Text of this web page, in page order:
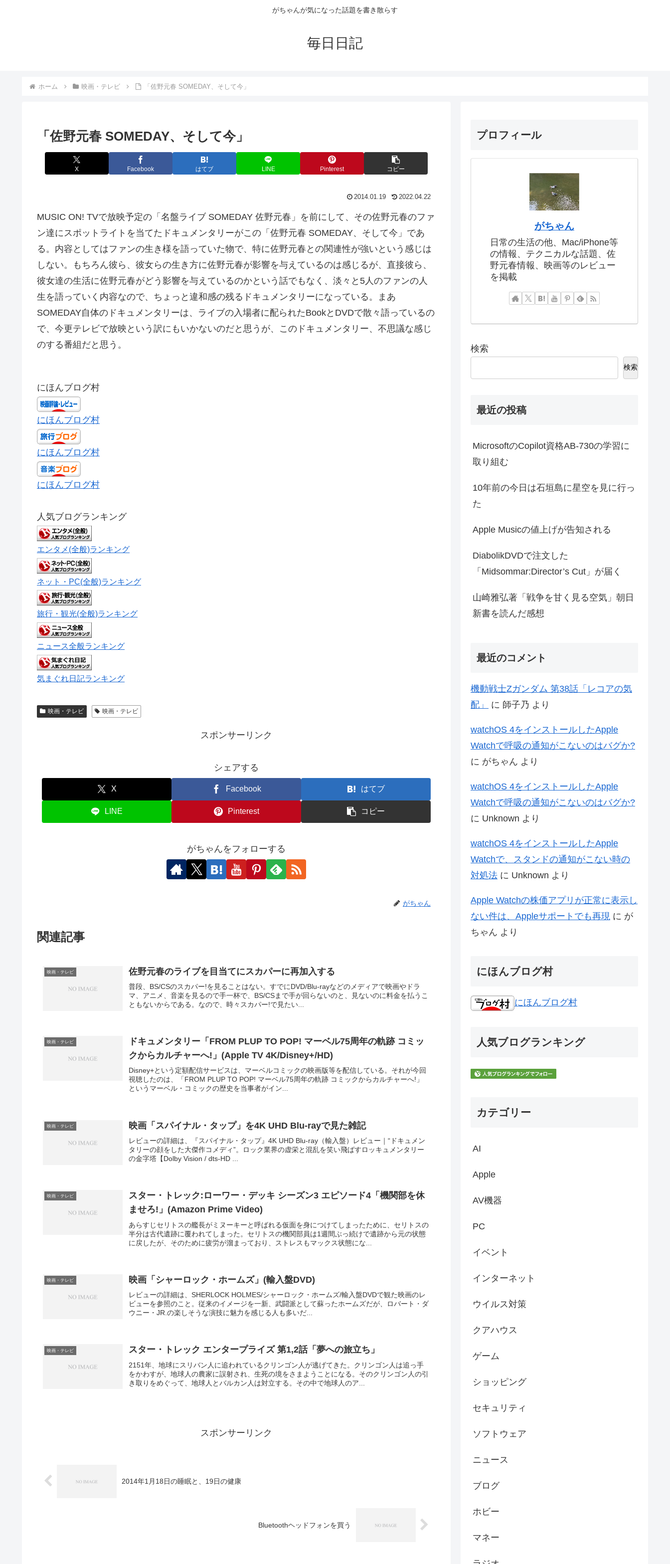
がちゃんが気になった話題を書き散らす
毎日日記
ホーム 映画・テレビ 「佐野元春 SOMEDAY、そして今」
「佐野元春 SOMEDAY、そして今」
X Facebook はてブ LINE Pinterest コピー
2014.01.19 2022.04.22
MUSIC ON! TVで放映予定の「名盤ライブ SOMEDAY 佐野元春」を前にして、その佐野元春のファ
ン達にスポットライトを当てたドキュメンタリーがこの「佐野元春 SOMEDAY、そして今」であ
る。内容としてはファンの生き様を語っていた物で、特に佐野元春との関連性が強いという感じは
しない。もちろん彼ら、彼女らの生き方に佐野元春が影響を与えているのは感じるが、直接彼ら、
彼女達の生活に佐野元春がどう影響を与えているのかという話でもなく、淡々と5人のファンの人
生を語っていく内容なので、ちょっと違和感の残るドキュメンタリーになっている。まあ
SOMEDAY自体のドキュメンタリーは、ライブの入場者に配られたBookとDVDで散々語っているの
で、今更テレビで放映という訳にもいかないのだと思うが、このドキュメンタリー、不思議な感じ
のする番組だと思う。
にほんブログ村
にほんブログ村
にほんブログ村
にほんブログ村
人気ブログランキング
エンタメ(全般)ランキング
ネット・PC(全般)ランキング
旅行・観光(全般)ランキング
ニュース全般ランキング
気まぐれ日記ランキング
映画・テレビ 映画・テレビ
スポンサーリンク
シェアする
X Facebook はてブ
LINE Pinterest コピー
がちゃんをフォローする
がちゃん
関連記事
映画・テレビ 佐野元春のライブを目当てにスカパーに再加入する
普段、BS/CSのスカパー!を見ることはない。すでにDVD/Blu-rayなどのメディアで映画やドラ
マ、アニメ、音楽を見るので手一杯で、BS/CSまで手が回らないのと、見ないのに料金を払うこ
ともないからである。なので、時々スカパー!で見たい...
映画・テレビ
ドキュメンタリー「FROM PLUP TO POP! マーベル75周年の軌跡 コミッ
クからカルチャーへ!」(Apple TV 4K/Disney+/HD)
Disney+という定額配信サービスは、マーベルコミックの映画版等を配信している。それが今回
視聴したのは、「FROM PLUP TO POP! マーベル75周年の軌跡 コミックからカルチャーへ!」
というマーベル・コミックの歴史を当事者がイン...
映画・テレビ 映画「スパイナル・タップ」を4K UHD Blu-rayで見た雑記
レビューの詳細は、『スパイナル・タップ』4K UHD Blu-ray（輸入盤）レビュー｜“ドキュメン
タリーの顔をした大傑作コメディ”。ロック業界の虚栄と混乱を笑い飛ばすロッキュメンタリー
の金字塔【Dolby Vision / dts-HD ...
映画・テレビ
スター・トレック:ローワー・デッキ シーズン3 エピソード4「機関部を休
ませろ!」(Amazon Prime Video)
あらすじセリトスの艦長がミヌーキーと呼ばれる仮面を身につけてしまったために、セリトスの
半分は古代遺跡に覆われてしまった。セリトスの機関部員は1週間ぶっ続けで遺跡から元の状態
に戻したが、そのために疲労が溜まっており、ストレスもマックス状態にな...
映画・テレビ 映画「シャーロック・ホームズ」(輸入盤DVD)
レビューの詳細は、SHERLOCK HOLMES/シャーロック・ホームズ/輸入盤DVDで観た映画のレ
ビューを参照のこと。従来のイメージを一新、武闘派として蘇ったホームズだが、ロバート・ダ
ウニー・JR.の楽しそうな演技に魅力を感じる人も多いだ...
映画・テレビ スター・トレック エンタープライズ 第1,2話「夢への旅立ち」
2151年、地球にスリバン人に追われているクリンゴン人が逃げてきた。クリンゴン人は追っ手
をかわすが、地球人の農家に誤射され、生死の境をさまようことになる。そのクリンゴン人の引
き取りをめぐって、地球人とバルカン人は対立する。その中で地球人のア...
スポンサーリンク
2014年1月18日の睡眠と、19日の健康
Bluetoothヘッドフォンを買う
プロフィール
がちゃん
日常の生活の他、Mac/iPhone等
の情報、テクニカルな話題、佐
野元春情報、映画等のレビュー
を掲載
検索
検索
最近の投稿
MicrosoftのCopilot資格AB-730の学習に
取り組む
10年前の今日は石垣島に星空を見に行っ
た
Apple Musicの値上げが告知される
DiabolikDVDで注文した
「Midsommar:Director’s Cut」が届く
山崎雅弘著「戦争を甘く見る空気」朝日
新書を読んだ感想
最近のコメント
機動戦士Zガンダム 第38話「レコアの気
配」
に 師子乃 より
watchOS 4をインストールしたApple
Watchで呼吸の通知がこないのはバグか?
に がちゃん より
watchOS 4をインストールしたApple
Watchで呼吸の通知がこないのはバグか?
に Unknown より
watchOS 4をインストールしたApple
Watchで、スタンドの通知がこない時の
対処法 に Unknown より
Apple Watchの株価アプリが正常に表示し
ない件は、Appleサポートでも再現 に が
ちゃん より
にほんブログ村
にほんブログ村
人気ブログランキング
カテゴリー
AI
Apple
AV機器
PC
イベント
インターネット
ウイルス対策
クアハウス
ゲーム
ショッピング
セキュリティ
ソフトウェア
ニュース
ブログ
ホビー
マネー